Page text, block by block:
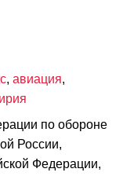
, авиация,
по обороне
России,
Федерации,